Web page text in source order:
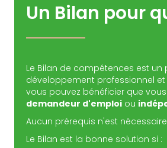
Un Bilan pour
Le Bilan de compétences est un
développement professionnel
vous pouvez bénéficier que
demandeur d'emploi ou
Aucun prérequis n'est
Le Bilan est la bonne solution si :